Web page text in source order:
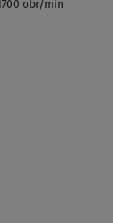
obr/min